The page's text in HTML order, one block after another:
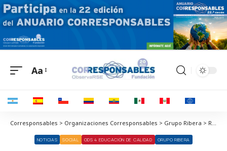
Aa
Corresponsables > Organizaciones Corresponsables > Grupo Ribera > Reconocimiento a Ribera Hospital de Molina por su participación en el Programa Educativo 4º+Empresa
NOTICIAS SOCIAL ODS 4 EDUCACIÓN DE CALIDAD GRUPO RIBERA